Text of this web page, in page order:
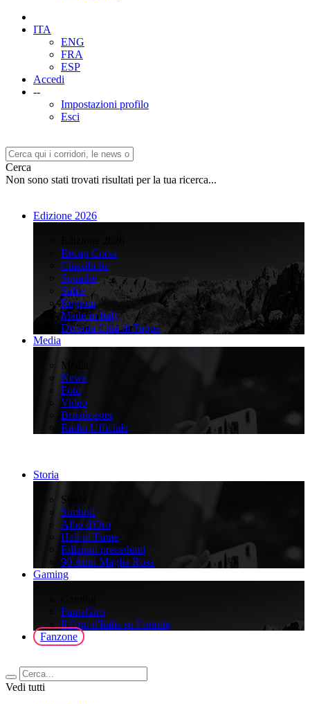
ITA
ENG
FRA
ESP
Accedi
--
Impostazioni profilo
Esci
Cerca
Non sono stati trovati risultati per la tua ricerca...
Edizione 2026
Recap Corsa
Classifiche
Squadre
Salite
Regioni
Made in Italy
Diventa Città di Tappa
Media
Media
News
Foto
Video
Broadcaster
Radio Ufficiale
Storia
Storia
Simboli
Albo d'Oro
Hall of Fame
Edizioni precedenti
90 Anni Maglia Rosa
Gaming
FantaGiro
ll Giro d'Italia su Fortnite
Fanzone
Vedi tutti